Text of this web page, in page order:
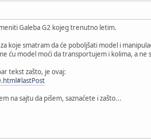
Galeba G2 kojeg trenutno letim.
koje smatram da će poboljšati model i
ću model moći da transportujem i kolima, a
tekst zašto, je ovaj:
na sajtu da pišem, saznaćete i zašto...